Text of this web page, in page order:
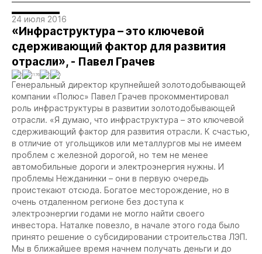
24 июля 2016
«Инфраструктура – это ключевой
сдерживающий фактор для развития
отрасли», - Павел Грачев
0 2176 0 0
Генеральный директор крупнейшей золотодобывающей
компании «Полюс» Павел Грачев прокомментировал
роль инфраструктуры в развитии золотодобывающей
отрасли. «Я думаю, что инфраструктура – это ключевой
сдерживающий фактор для развития отрасли. К счастью,
в отличие от угольщиков или металлургов мы не имеем
проблем с железной дорогой, но тем не менее
автомобильные дороги и электроэнергия нужны. И
проблемы Нежданинки – они в первую очередь
проистекают отсюда. Богатое месторождение, но в
очень отдаленном регионе без доступа к
электроэнергии годами не могло найти своего
инвестора. Наталке повезло, в начале этого года было
принято решение о субсидировании строительства ЛЭП.
Мы в ближайшее время начнем получать деньги и до